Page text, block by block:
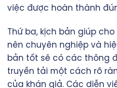
việc được hoàn thành
Thứ ba, kịch bản giúp
nên chuyên nghiệp và
bản tốt sẽ có các thông
truyền tải một cách rõ
của khán giả. Các diễn